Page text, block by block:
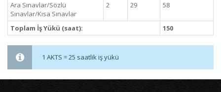
Ara Sınavlar/Sözlü
Sınavlar/Kısa Sınavlar
2 29 58
Toplam İş Yükü (saat): 150
1 AKTS = 25 saatlik iş yükü